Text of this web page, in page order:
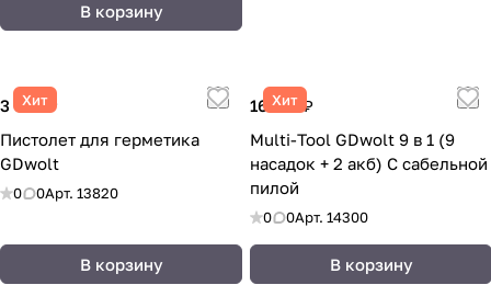
В корзину
Хит
3 840 ₽
Пистолет для герметика
GDwolt
0 0Арт. 13820
В корзину
Хит
16 913 ₽
Multi-Tool GDwolt 9 в 1 (9
насадок + 2 акб) С сабельной
пилой
0 0Арт. 14300
В корзину